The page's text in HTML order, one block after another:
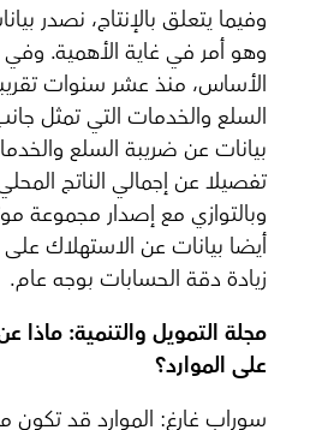
وفيما يتعلق بالإنتاج، نصدر
وهو أمر في غاية الأهمية.
الأساس، منذ عشر سنوات
السلع والخدمات التي تمثل
بيانات عن ضريبة السلع
تفصيلا عن إجمالي الناتج
وبالتوازي مع إصدار مجموعة
أيضا بيانات عن الاستهلاك
زيادة دقة الحسابات بوجه عام.
مجلة التمويل والتنمية:ماذا
على الموارد؟
سوراب غارغ: الموارد قد تكون